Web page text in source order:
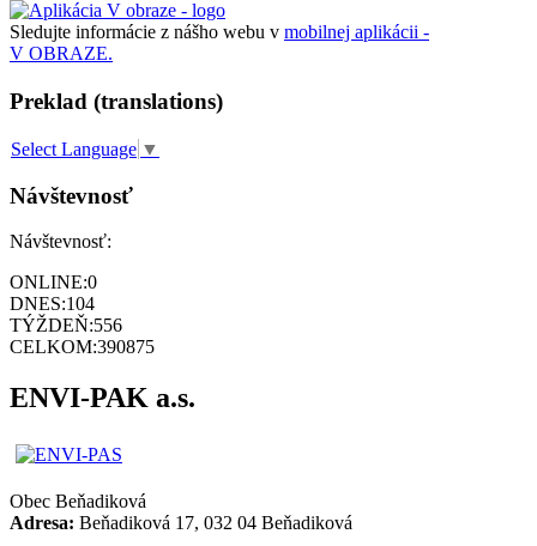
Sledujte informácie z nášho webu v mobilnej aplikácii -
V OBRAZE.
Preklad (translations)
Select Language ▼
Návštevnosť
Návštevnosť:
ONLINE:0
DNES:104
TÝŽDEŇ:556
CELKOM:390875
ENVI-PAK a.s.
Obec Beňadiková
Adresa: Beňadiková 17, 032 04 Beňadiková